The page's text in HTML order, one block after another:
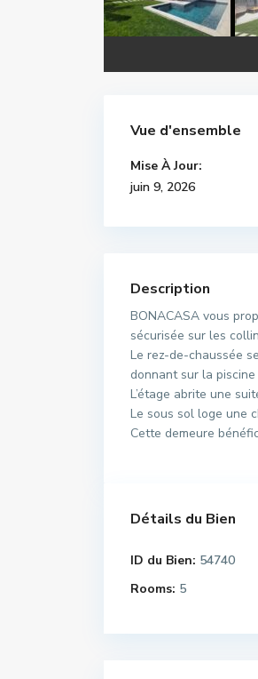
Vue d'ensemble
Mise À Jour:
juin 9, 2026
Description
BONACASA vous
sécurisée sur les
Le rez-de-chaussée
donnant sur la
L’étage abrite une
Le sous sol loge une
Cette demeure
Détails du Bien
ID du Bien: 54740
Rooms: 5